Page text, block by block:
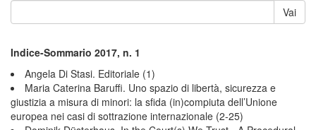
Vai
Indice-Sommario 2017, n. 1
Angela Di Stasi. Editoriale (1)
Maria Caterina Baruffi. Uno spazio di libertà, sicurezza e
giustizia a misura di minori: la sfida (in)compiuta dell’Unione
europea nei casi di sottrazione internazionale (2-25)